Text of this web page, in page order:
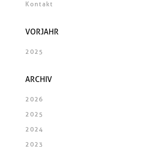
Kontakt
VORJAHR
2025
ARCHIV
2026
2025
2024
2023